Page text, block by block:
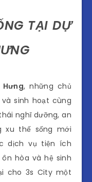
TẠI DỰ
, những chủ
sinh hoạt cùng
nghĩ dưỡng, an
xu thế sống mới
dịch vụ tiện ích
hòa và hệ sinh
cho 3s City một